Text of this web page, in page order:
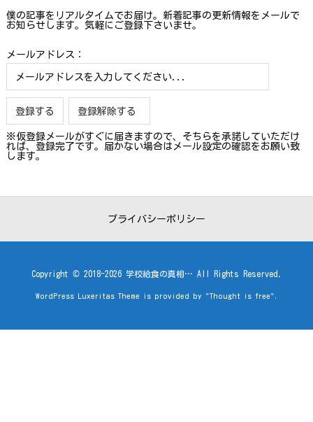
僕の記事をリアルタイムでお届け。新着記事の更新情報をメールで
お知らせします。気軽にご登録下さいませ。
メールアドレス：
※仮登録メールがすぐに届きますので、そちらを承諾していただけ
れば、登録完了です。届かない場合はメール設定の確認をお願い致
します。
プライバシーポリシー
Copyright © 2018-2026 学校給食の真相… All Rights Reserved.
WordPress Luxeritas Theme is provided by "Thought is free".